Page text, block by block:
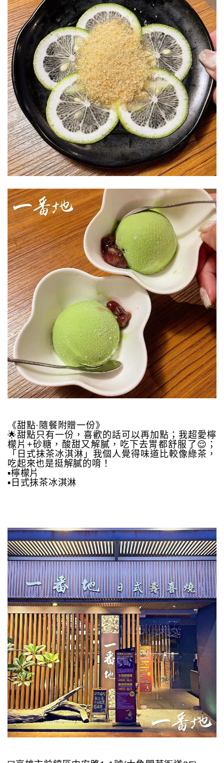
《甜點·隨餐附贈一份》
🌟甜點只有一份，喜歡的話可以再加點；我超愛檸
檬片+砂糖，酸甜又解膩，吃下去胃都舒服了😌；
「日式抹茶冰淇淋」我個人覺得味道比較像綠茶，
吃起來也是挺解膩的唷！
▪️檸檬片
▪️日式抹茶冰淇淋